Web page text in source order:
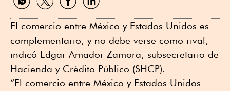
por
por
por
por
El comercio entre México y Estados Unidos es
complementario, y no debe verse como rival,
indicó Edgar Amador Zamora, subsecretario de
Hacienda y Crédito Público (SHCP).
“El comercio entre México y Estados Unidos